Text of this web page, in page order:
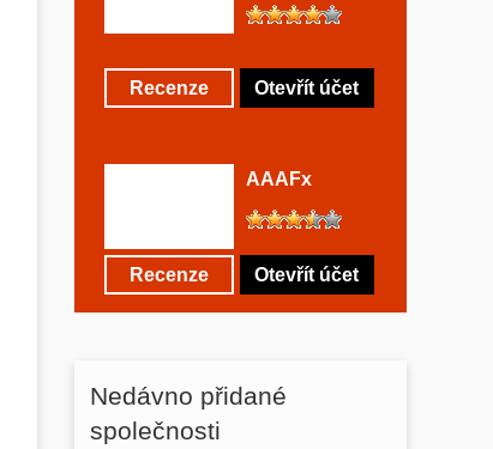
Recenze Otevřít účet
AAAFx
Recenze Otevřít účet
Nedávno přidané
společnosti